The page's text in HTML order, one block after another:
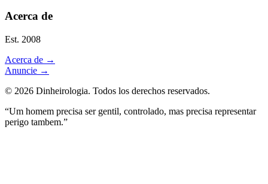
Acerca de
Est. 2008
Acerca de →
Anuncie →
© 2026 Dinheirologia. Todos los derechos reservados.
“Um homem precisa ser gentil, controlado, mas precisa representar
perigo tambem.”